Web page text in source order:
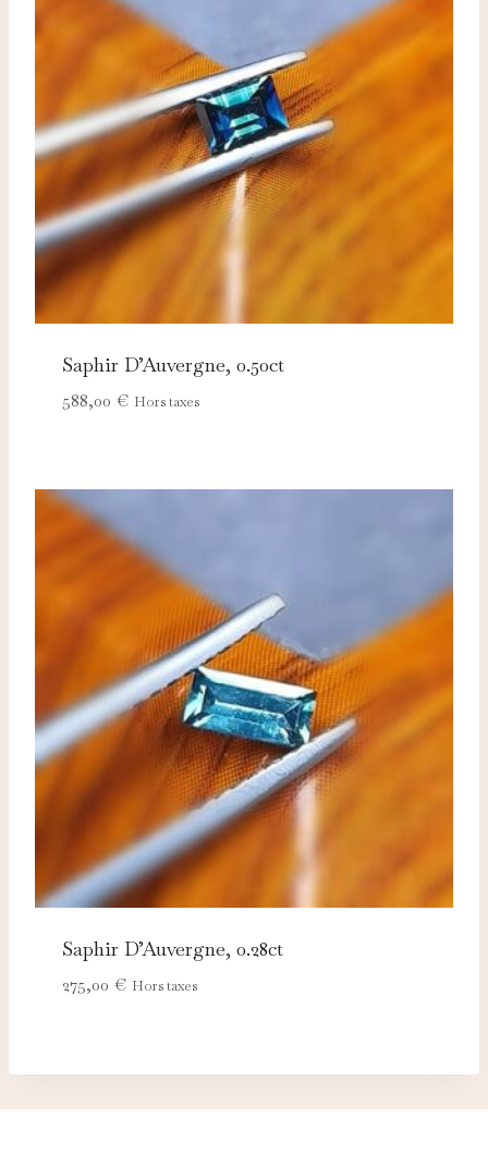
Saphir D’Auvergne, 0.50ct
588,00 € Hors taxes
Saphir D’Auvergne, 0.28ct
275,00 € Hors taxes